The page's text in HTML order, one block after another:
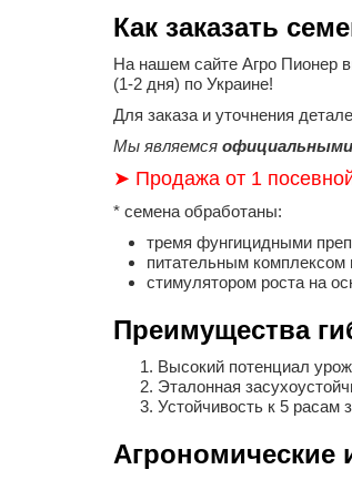
Как заказать
На нашем сайте Агро Пионер
(1-2 дня) по Украине!
Для заказа и уточнения
Мы являемся
➤ Продажа от 1
* семена обработаны:
тремя фунгицидными
питательным
стимулятором роста на
Преимущества
Высокий потенциал
Эталонная
Устойчивость к 5 расам
Агрономические